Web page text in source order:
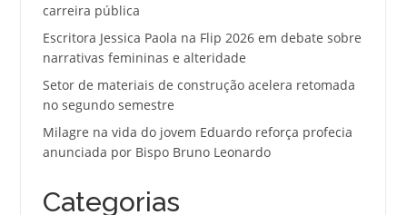
carreira pública
Escritora Jessica Paola na Flip 2026 em debate sobre
narrativas femininas e alteridade
Setor de materiais de construção acelera retomada
no segundo semestre
Milagre na vida do jovem Eduardo reforça profecia
anunciada por Bispo Bruno Leonardo
Categorias